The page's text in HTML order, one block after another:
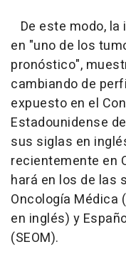
De este modo,
en "uno de los
pronóstico",
cambiando de
expuesto en el
Estadounidense
sus siglas en
recientemente en
hará en los de las
Oncología Médica
en inglés) y
(SEOM).